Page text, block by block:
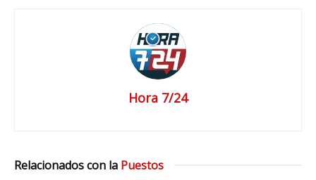
Hora 7/24
Relacionados con la Puestos